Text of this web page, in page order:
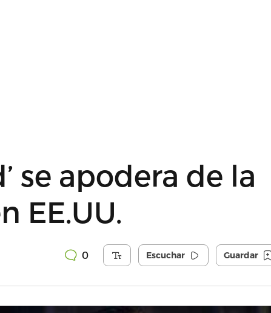
se apodera de la
EE.UU.
0 Escuchar Guardar